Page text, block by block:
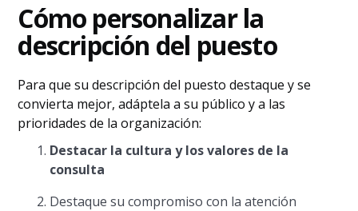
Cómo personalizar la
descripción del puesto
Para que su descripción del puesto destaque y se
convierta mejor, adáptela a su público y a las
prioridades de la organización:
Destacar la cultura y los valores de la
consulta
Destaque su compromiso con la atención